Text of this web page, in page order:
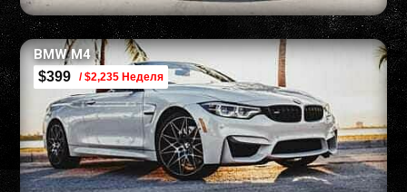
BMW M4
$399 / $2,235 Неделя